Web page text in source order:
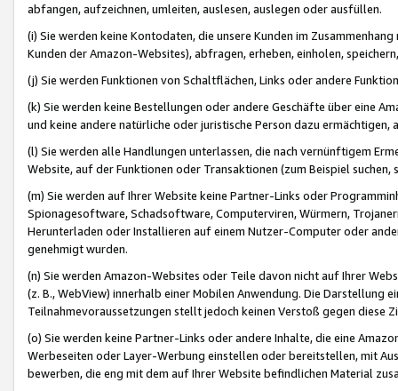
abfangen, aufzeichnen, umleiten, auslesen, auslegen oder ausfüllen.
(i) Sie werden keine Kontodaten, die unsere Kunden im
Kunden der Amazon-Websites), abfragen, erheben, einholen,
(j) Sie werden Funktionen von Schaltflächen, Links oder andere
(k) Sie werden keine Bestellungen oder andere Geschäfte über eine
und keine andere natürliche oder juristische Person dazu
(l) Sie werden alle Handlungen unterlassen, die nach vernünftigem
Website, auf der Funktionen oder Transaktionen (zum Beispiel
(m) Sie werden auf Ihrer Website keine Partner-Links oder
Spionagesoftware, Schadsoftware, Computerviren, Würmern,
Herunterladen oder Installieren auf einem Nutzer-Computer oder
genehmigt wurden.
(n) Sie werden Amazon-Websites oder Teile davon nicht auf Ihrer
(z. B., WebView) innerhalb einer Mobilen Anwendung. Die Darstellung
Teilnahmevoraussetzungen stellt jedoch keinen Verstoß gegen diese
(o) Sie werden keine Partner-Links oder andere Inhalte, die eine
Werbeseiten oder Layer-Werbung einstellen oder bereitstellen, mit
bewerben, die eng mit dem auf Ihrer Website befindlichen Material